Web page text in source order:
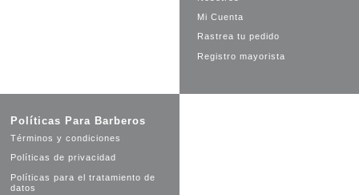
Mi Cuenta
Rastrea tu pedido
Registro mayorista
Políticas Para Barberos
Términos y condiciones
Políticas de privacidad
Políticas para el tratamiento de
datos